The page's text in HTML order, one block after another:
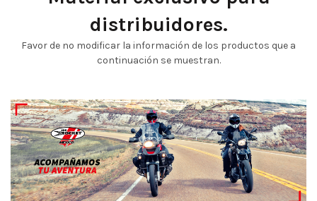
distribuidores.
Favor de no modificar la información de los productos que a
continuación se muestran.